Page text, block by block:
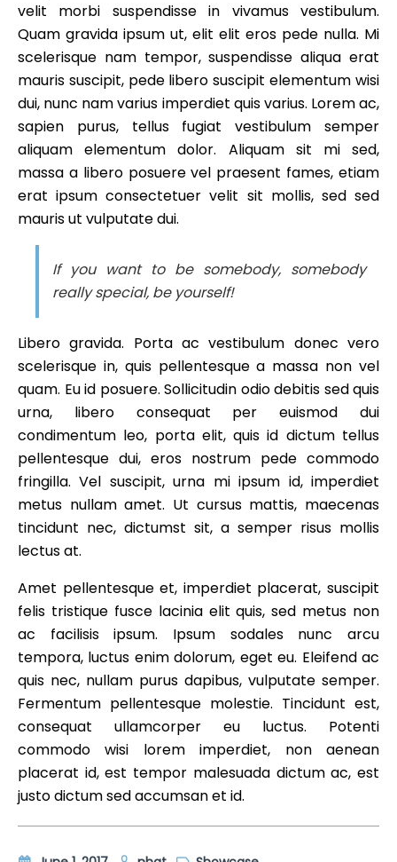
velit morbi suspendisse in vivamus vestibulum.
Quam gravida ipsum ut, elit elit eros pede nulla. Mi
scelerisque nam tempor, suspendisse aliqua erat
mauris suscipit, pede libero suscipit elementum wisi
dui, nunc nam varius imperdiet quis varius. Lorem ac,
sapien purus, tellus fugiat vestibulum semper
aliquam elementum dolor. Aliquam sit mi sed,
massa a libero posuere vel praesent fames, etiam
erat ipsum consectetuer velit sit mollis, sed sed
mauris ut vulputate dui.
If you want to be somebody, somebody
really special, be yourself!
Libero gravida. Porta ac vestibulum donec vero
scelerisque in, quis pellentesque a massa non vel
quam. Eu id posuere. Sollicitudin odio debitis sed quis
urna, libero consequat per euismod dui
condimentum leo, porta elit, quis id dictum tellus
pellentesque dui, eros nostrum pede commodo
fringilla. Vel suscipit, urna mi ipsum id, imperdiet
metus nullam amet. Ut cursus mattis, maecenas
tincidunt nec, dictumst sit, a semper risus mollis
lectus at.
Amet pellentesque et, imperdiet placerat, suscipit
felis tristique fusce lacinia elit quis, sed metus non
ac facilisis ipsum. Ipsum sodales nunc arcu
tempora, luctus enim dolorum, eget eu. Eleifend ac
quis nec, nullam purus dapibus, vulputate semper.
Fermentum pellentesque molestie. Tincidunt est,
consequat ullamcorper eu luctus. Potenti
commodo wisi lorem imperdiet, non aenean
placerat id, est tempor malesuada dictum ac, est
justo dictum sed accumsan et id.